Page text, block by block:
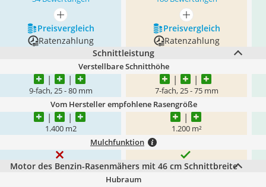
mehr anzeigen
mehr anzeigen
Preis­vergleich
Preis­vergleich
Ratenzahlung
Ratenzahlung
Schnittleistung
Verstellbare Schnitthöhe
9-fach, 25 - 80 mm 7-fach, 25 - 75 mm
Vom Hersteller empfohlene Rasengröße
1.400 m2 1.200 m²
Mulchfunktion
Motor des Benzin-Rasenmähers mit 46 cm Schnittbreite
Hubraum